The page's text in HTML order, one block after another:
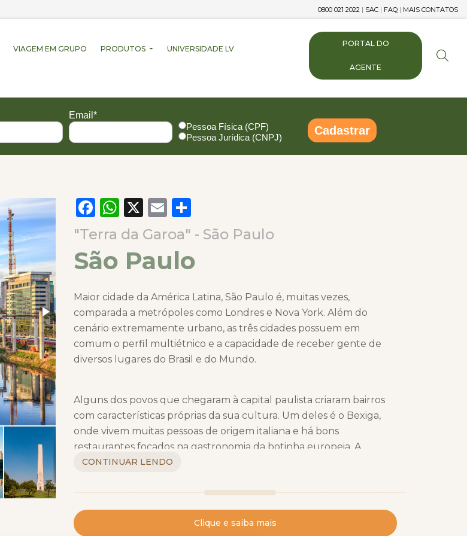
0800 021 2022 | SAC | FAQ | MAIS CONTATOS
VIAGEM EM GRUPO PRODUTOS
UNIVERSIDADE LV
PORTAL DO
AGENTE
Email*
Pessoa Física (CPF)
Pessoa Jurídica (CNPJ)
Cadastrar
Facebook
WhatsApp
X Email
"Terra da Garoa" - São Paulo
São Paulo
Maior cidade da América Latina, São Paulo é, muitas vezes,
comparada a metrópoles como Londres e Nova York. Além do
cenário extremamente urbano, as três cidades possuem em
comum o perfil multiétnico e a capacidade de receber gente de
diversos lugares do Brasil e do Mundo.
Alguns dos povos que chegaram à capital paulista criaram bairros
com características próprias da sua cultura. Um deles é o Bexiga,
onde vivem muitas pessoas de origem italiana e há bons
restaurantes focados na gastronomia da botinha europeia. A
Liberdade, por outro lado, é o reduto dos japoneses e de outros
mercadinhos especializados na importação de itens do país.
Os libaneses e os sírios foram os grandes responsáveis pelo
CONTINUAR LENDO
Clique e saiba mais